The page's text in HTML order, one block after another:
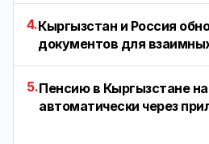
4.Кыргызстан и Россия
документов для
5.Пенсию в Кыргызстане
автоматически через